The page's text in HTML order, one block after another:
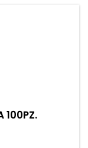
100PZ.